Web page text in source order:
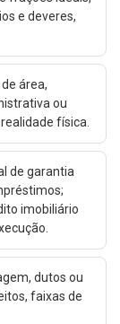
e deveres,
área,
ou
física.
de garantia
imobiliário
dutos ou
faixas de